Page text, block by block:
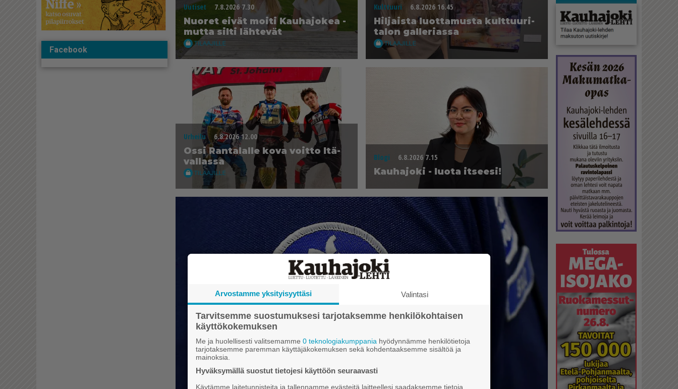
Facebook
Uutiset 7.8.2026 7.30
Nuo­ret ei­vät moi­ti Kau­ha­jo­kea -
mut­ta sil­ti läh­te­vät
Kulttuuri 6.8.2026 16.45
Hil­jais­ta luot­ta­mus­ta kult­tuu­ri­
ta­lon gal­le­ri­as­sa
Urheilu 6.8.2026 12.00
Os­si Ran­ta­lal­le kova voit­to Itä­
val­las­sa
Blogi 6.8.2026 7.15
Kau­ha­jo­ki - luo­ta it­see­si!
Arvostamme yksityisyyttäsi Valintasi
Tarvitsemme suostumuksesi tarjotaksemme henkilökohtaisen
käyttökokemuksen
Me ja huolellisesti valitsemamme 0 teknologiakumppania hyödynnämme henkilötietoja
tarjotaksemme paremman käyttäjäkokemuksen sekä kohdentaaksemme sisältöä ja
mainoksia.
Hyväksymällä suostut tietojesi käyttöön seuraavasti
Käytämme laitetunnisteita ja tallennamme evästeitä laitteellesi saadaksemme tietoja